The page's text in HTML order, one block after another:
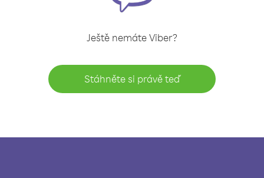
Ještě nemáte Viber?
Stáhněte si právě teď